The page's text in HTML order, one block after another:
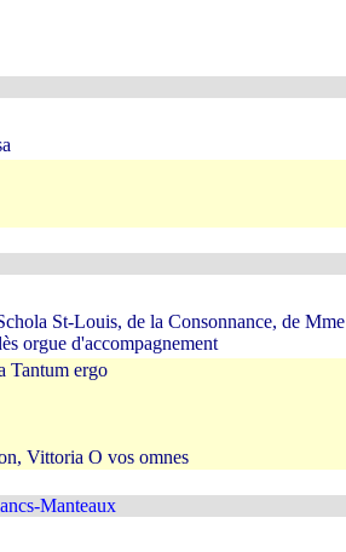
St-Louis, de la Consonnance, de Mme
orgue d'accompagnement
Tantum ergo
Vittoria O vos omnes
Manteaux